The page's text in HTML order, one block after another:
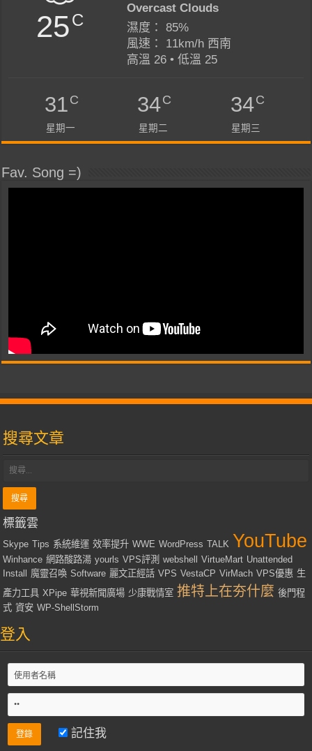
25C
Overcast Clouds
濕度： 85%
風速： 11km/h 西南
高溫 26 • 低溫 25
31C
星期一
34C
星期二
34C
星期三
Fav. Song =)
搜尋文章
標籤雲
Skype Tips 系統維運 效率提升 WWE WordPress TALK YouTube
Winhance 網路酸路湯 yourls VPS評測 webshell VirtueMart Unattended
Install
魔靈召喚 Software 麗文正經話 VPS VestaCP VirMach VPS優惠 生
產力工具 XPipe 華視新聞廣場 少康戰情室 推特上在夯什麼 後門程
式 資安 WP-ShellStorm
登入
記住我